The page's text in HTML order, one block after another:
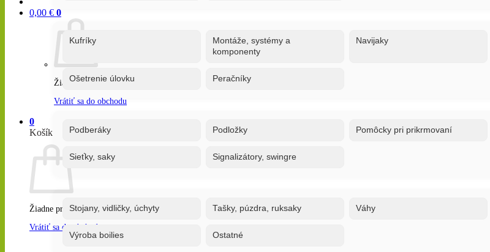
0,00 € 0
Žiadne produkty v košíku.
Vrátiť sa do obchodu
0
Košík
Žiadne produkty v košíku.
Vrátiť sa do obchodu
Kufríky
Montáže, systémy a
komponenty
Navijaky
Ošetrenie úlovku Peračníky
Podberáky Podložky Pomôcky pri prikrmovaní
Sieťky, saky Signalizátory, swingre
Stojany, vidličky, úchyty Tašky, púzdra, ruksaky Váhy
Výroba boilies Ostatné